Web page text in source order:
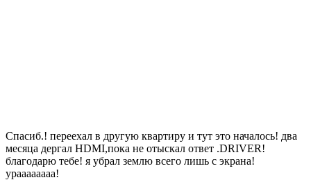
Спасиб.! переехал в другую квартиру и тут это началось! два
месяца дергал HDMI,пока не отыскал ответ .DRIVER!
благодарю тебе! я убрал землю всего лишь с экрана!
ураааааааа!